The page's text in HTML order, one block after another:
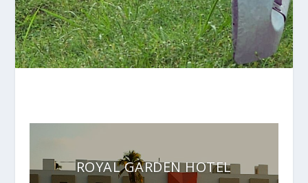
ROYAL GARDEN HOTEL